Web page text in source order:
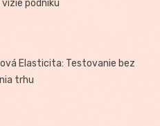
podniku
Elasticita: Testovanie bez
trhu